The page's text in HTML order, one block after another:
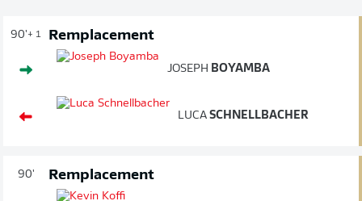
90'+ 1 Remplacement
JOSEPH BOYAMBA
LUCA SCHNELLBACHER
90' Remplacement